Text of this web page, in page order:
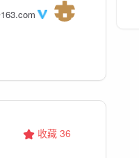
收藏 36